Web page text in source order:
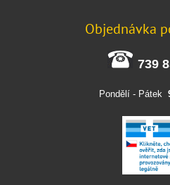
Objednávka
739
Pondělí - Pátek